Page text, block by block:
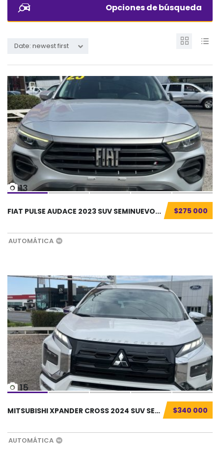
Opciones de búsqueda
Date: newest first
13
$275 000
FIAT PULSE AUDACE 2023 SUV SEMINUEVO...
AUTOMÁTICA
15
$340 000
MITSUBISHI XPANDER CROSS 2024 SUV SEMINUEVO....
AUTOMÁTICA